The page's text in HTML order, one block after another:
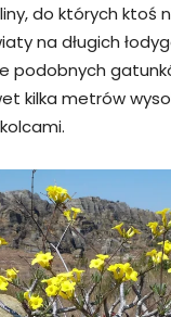
do których ktoś
na długich
podobnych
kilka metrów